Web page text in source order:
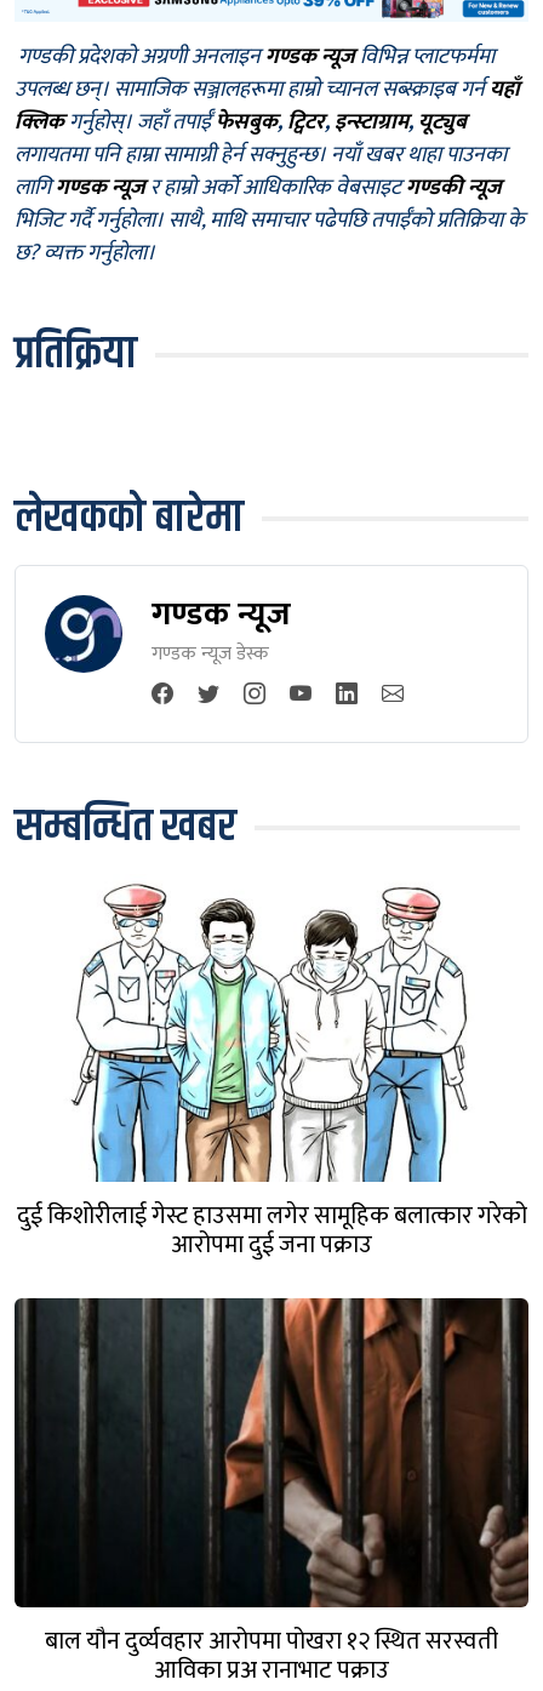
गण्डकी प्रदेशको अग्रणी अनलाइनगण्डक न्यूजविभिन्न प्लाटफर्ममा
उपलब्ध छन्। सामाजिक सञ्जालहरूमा हाम्रो च्यानल सब्स्क्राइब गर्नयहाँ
क्लिकगर्नुहोस्। जहाँ तपाईँफेसबुक,ट्विटर,इन्स्टाग्राम, यूट्युब
लगायतमा पनि हाम्रा सामाग्री हेर्न सक्नुहुन्छ। नयाँ खबर थाहा पाउनका
लागिगण्डक न्यूजर हाम्रो अर्को आधिकारिक वेबसाइटगण्डकी न्यूज
भिजिट गर्दै गर्नुहोला। साथै, माथि समाचार पढेपछि तपाईँको प्रतिक्रिया के
छ? व्यक्त गर्नुहोला।
प्रतिक्रिया
लेखकको बारेमा
गण्डक न्यूज
गण्डक न्यूज डेस्क
सम्बन्धित खबर
दुई किशोरीलाई गेस्ट हाउसमा लगेर सामूहिक बलात्कार गरेको
आरोपमा दुई जना पक्राउ
बाल यौन दुर्व्यवहार आरोपमा पोखरा १२ स्थित सरस्वती
आविका प्रअ रानाभाट पक्राउ